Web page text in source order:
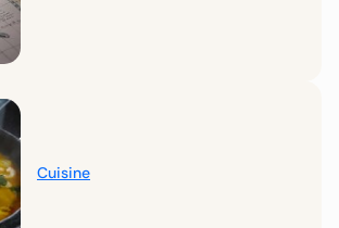
Cuisine